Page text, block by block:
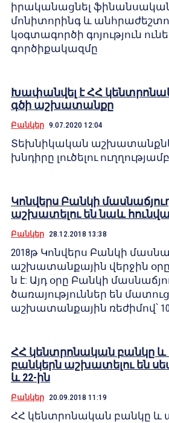
իրականացնել
մոնիտորինգ և
կօգտագործի գոյություն
գործիքակազմը
Խափանվել է ՀՀ
գծի աշխատանքը
Բանկեր 9.07.2020 12:04
Տեխնիկական
խնդիրը լուծելու ուղղությամբ
Կոնվերս Բանկի
աշխատելու են նաև
Բանկեր 28.12.2018 13:38
2018թ Կոնվերս Բանկի
աշխատանքային վերջին օրը
ն է: Այդ օրը Բանկի
ծառայություններ են
աշխատանքային ռեժիմով՝
ՀՀ կենտրոնական բանկը
բանկերն աշխատելու են
և 22-ին
Բանկեր 20.09.2018 11:19
ՀՀ կենտրոնական բանկը և